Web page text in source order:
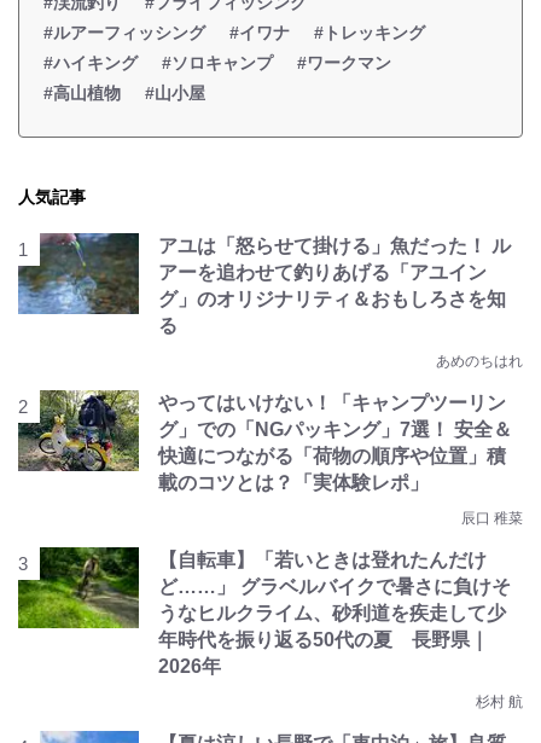
#ルアーフィッシング
#イワナ
#トレッキング
#ハイキング
#ソロキャンプ
#ワークマン
#高山植物
#山小屋
人気記事
アユは「怒らせて掛ける」魚だった！ ル
アーを追わせて釣りあげる「アユイン
グ」のオリジナリティ＆おもしろさを知
る
あめのちはれ
やってはいけない！「キャンプツーリン
グ」での「NGパッキング」7選！ 安全＆
快適につながる「荷物の順序や位置」積
載のコツとは？「実体験レポ」
辰口 稚菜
【自転車】「若いときは登れたんだけ
ど……」 グラベルバイクで暑さに負けそ
うなヒルクライム、砂利道を疾走して少
年時代を振り返る50代の夏 長野県｜
2026年
杉村 航